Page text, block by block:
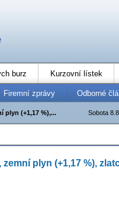
burz Kurzovní lístek
Firemní zprávy Odborné
Sobota
plyn (+1,17 %),...
plyn (+1,17 %),